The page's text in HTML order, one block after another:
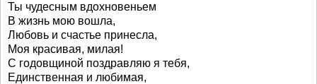
Ты чудесным вдохновеньем
В жизнь мою вошла,
Любовь и счастье принесла,
Моя красивая, милая!
С годовщиной поздравляю я тебя,
Единственная и любимая,